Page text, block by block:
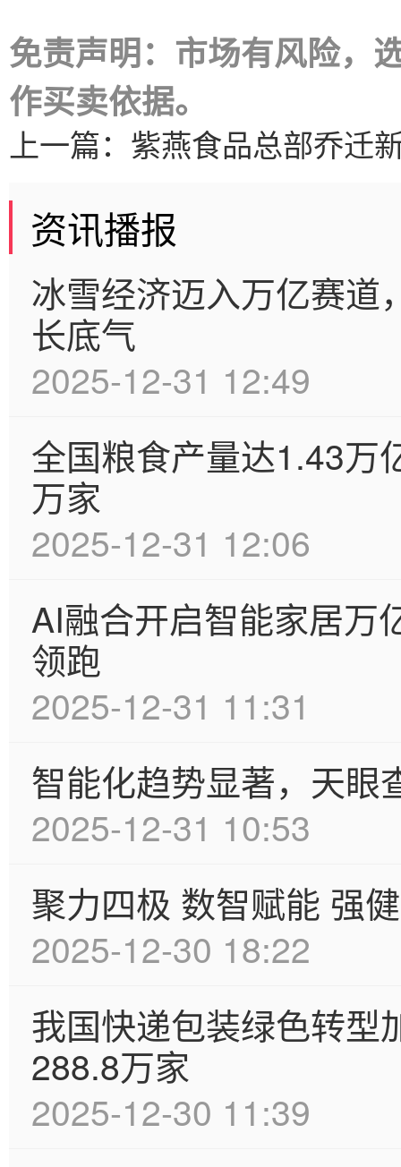
免责声明：市场有风险，
作买卖依据。
上一篇： 紫燕食品总部乔迁
资讯播报
冰雪经济迈入万亿赛道
长底气
2025-12-31 12:49
全国粮食产量达1.43万
万家
2025-12-31 12:06
AI融合开启智能家居万
领跑
2025-12-31 11:31
智能化趋势显著，天眼
2025-12-31 10:53
聚力四极 数智赋能 强
2025-12-30 18:22
我国快递包装绿色转型
288.8万家
2025-12-30 11:39